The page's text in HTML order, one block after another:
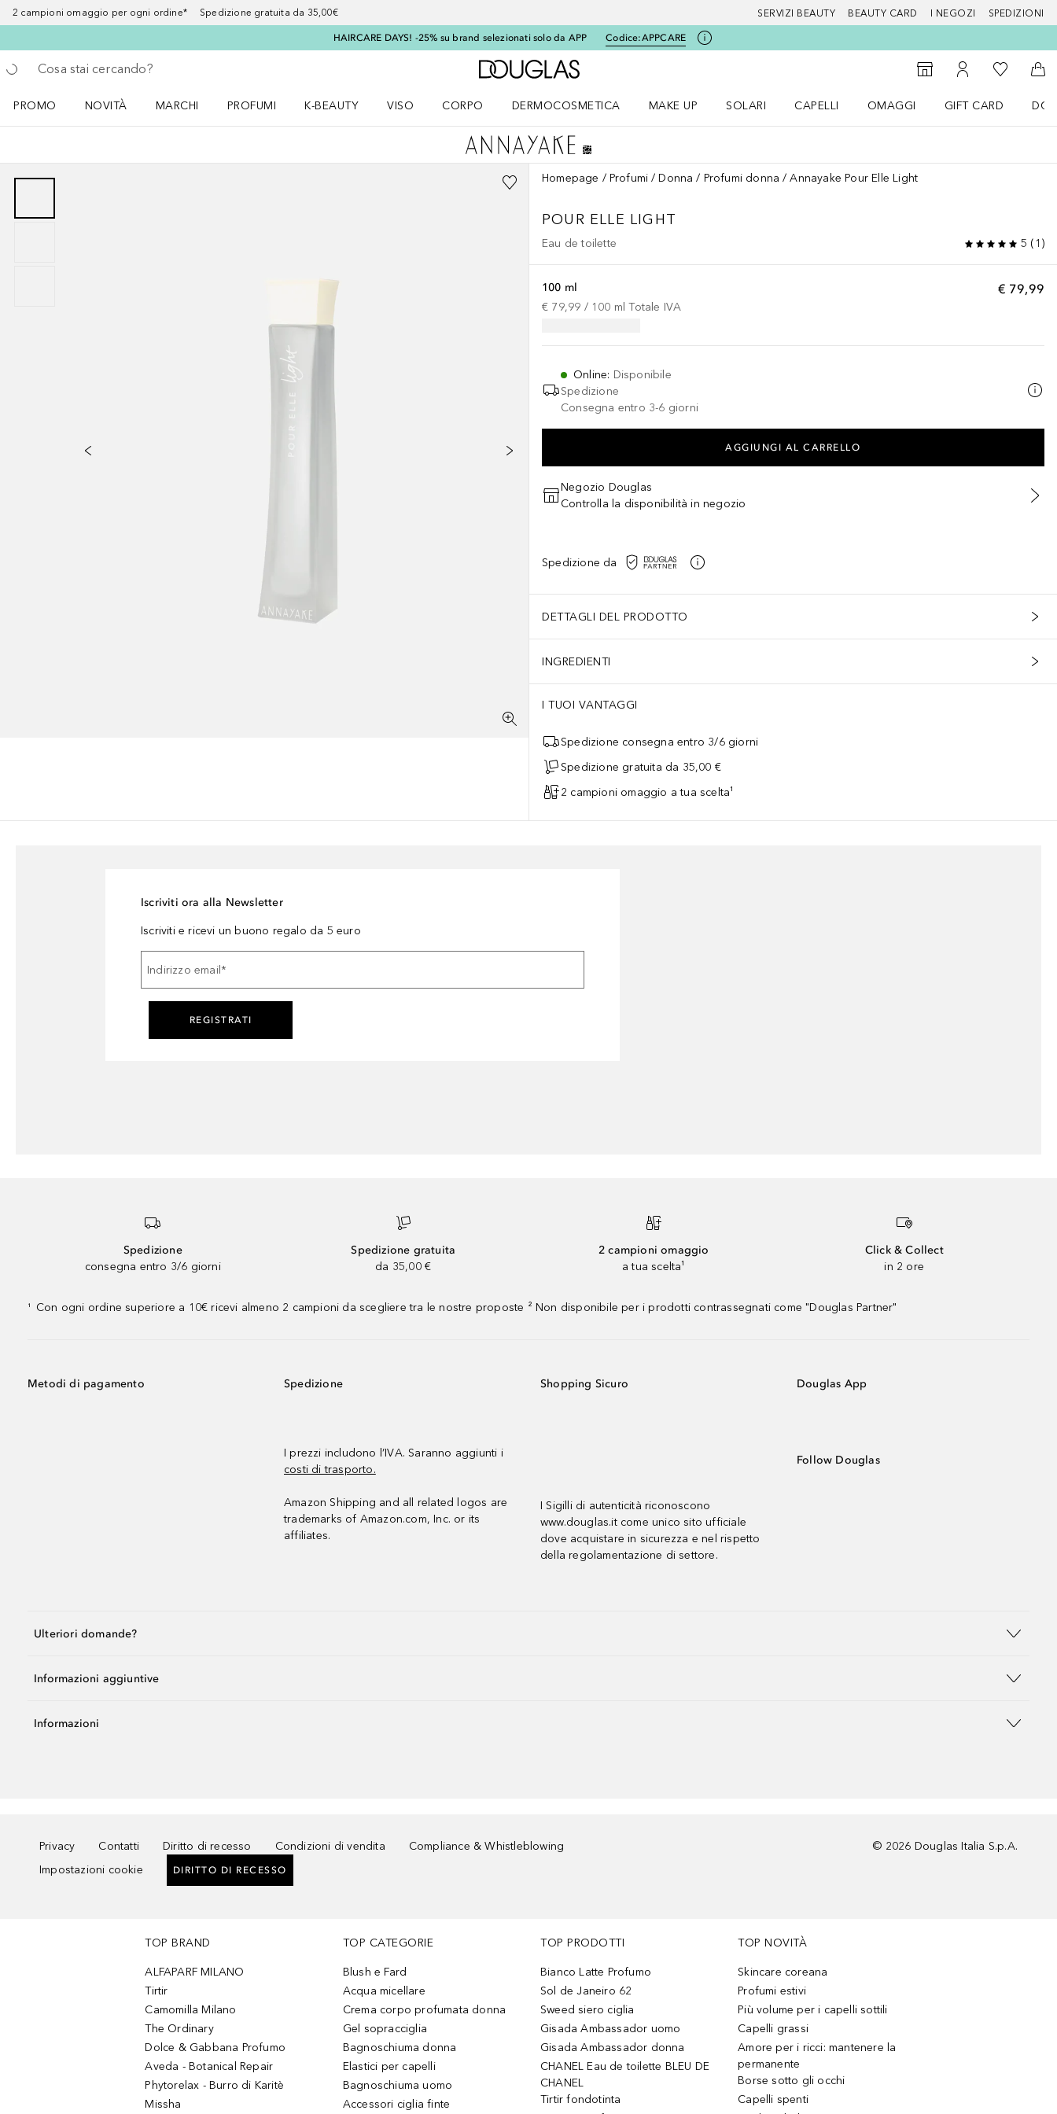
2 campioni omaggio per ogni ordine* Spedizione gratuita da 35,00€ SERVIZI BEAUTY BEAUTY CARD I NEGOZI SPEDIZIONI
HAIRCARE DAYS! -25% su brand selezionati solo da APP Codice:APPCARE
Torna indietro
Esegui ricerca
A Douglas Home
StorefinderAl Mio Account
Alla Mia
Al
PROMO
NOVITÀ
MARCHI
PROFUMI
K-BEAUTY
VISO
CORPO
DERMOCOSMETICA
MAKE UP
SOLARI
CAPELLI
OMAGGI
GIFT CARD
Homepage Profumi Donna Profumi donna Annayake Pour Elle Light
POUR ELLE LIGHT
Eau de toilette 5 ( 1 )
€ 79,99
100 ml
€ 79,99 / 100 ml Totale IVA
Online: Disponibile
Spedizione
Consegna entro 3-6 giorni
AGGIUNGI AL CARRELLO
Negozio Douglas
Controlla la disponibilità in negozio
Spedizione da
DETTAGLI DEL PRODOTTO
INGREDIENTI
I TUOI VANTAGGI
Spedizione consegna entro 3/6 giorni
Spedizione gratuita da 35,00 €
2 campioni omaggio a tua scelta¹
Iscriviti ora alla Newsletter
Iscriviti e ricevi un buono regalo da 5 euro
Indirizzo email *
REGISTRATI
Spedizione
consegna entro 3/6 giorni
Spedizione gratuita
da 35,00 €
2 campioni omaggio
a tua scelta¹
Click & Collect
in 2 ore
¹ Con ogni ordine superiore a 10€ ricevi almeno 2 campioni da scegliere tra le nostre proposte ² Non disponibile per i prodotti contrassegnati come "Douglas Partner"
Metodi di pagamento Spedizione
I prezzi includono l’IVA. Saranno aggiunti i
costi di trasporto.
Amazon Shipping and all related logos are
trademarks of Amazon.com, Inc. or its
affiliates.
Shopping Sicuro
I Sigilli di autenticità riconoscono
www.douglas.it come unico sito ufficiale
dove acquistare in sicurezza e nel rispetto
della regolamentazione di settore.
Douglas App
Follow Douglas
Ulteriori domande?
Informazioni aggiuntive
Informazioni
Privacy Contatti Diritto di recesso Condizioni di vendita
Compliance & Whistleblowing
Impostazioni cookie
DIRITTO DI RECESSO
© 2026 Douglas Italia S.p.A.
TOP BRAND
ALFAPARF MILANO
Tirtir
Camomilla Milano
The Ordinary
Dolce & Gabbana Profumo
Aveda - Botanical Repair
Phytorelax - Burro di Karitè
Missha
TOP CATEGORIE
Blush e Fard
Acqua micellare
Crema corpo profumata donna
Gel sopracciglia
Bagnoschiuma donna
Elastici per capelli
Bagnoschiuma uomo
Accessori ciglia finte
TOP PRODOTTI
Bianco Latte Profumo
Sol de Janeiro 62
Sweed siero ciglia
Gisada Ambassador uomo
Gisada Ambassador donna
CHANEL Eau de toilette BLEU DE
CHANEL
Tirtir fondotinta
TOP NOVITÀ
Skincare coreana
Profumi estivi
Più volume per i capelli sottili
Capelli grassi
Amore per i ricci: mantenere la
permanente
Borse sotto gli occhi
Capelli spenti